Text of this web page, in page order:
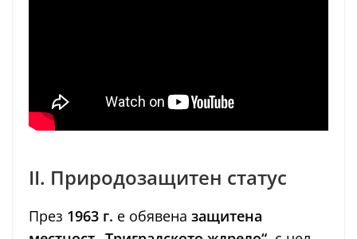
II. Природозащитен статус
През 1963 г. е обявена защитена